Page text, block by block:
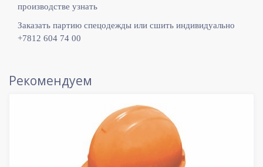
производстве узнать
Заказать партию спецодежды или сшить индивидуально
+7812 604 74 00
Рекомендуем